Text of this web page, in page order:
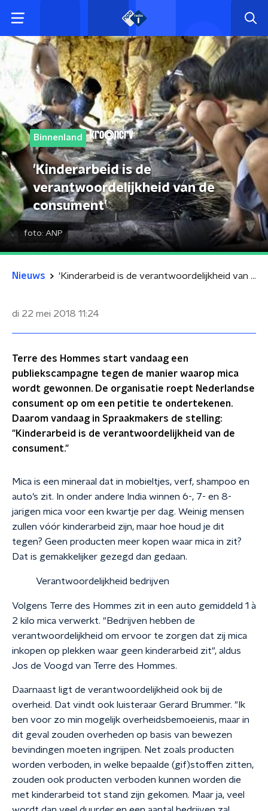
Binnenland
'Kinderarbeid is de
verantwoordelijkheid van de
consument'
foto: ANP
Nieuws 'Kinderarbeid is de verantwoordelijkheid van de consument'
di 22 mei 2018 11:24
Terre des Hommes start vandaag een
publiekscampagne tegen de manier waarop mica
wordt gewonnen. De organisatie roept Nederlandse
consument op om een petitie te ondertekenen.
Daarom vandaag in Spraakmakers de stelling:
"Kinderarbeid is de verantwoordelijkheid van de
consument."
Mica is een mineraal dat in mobieltjes, verf, shampoo en
auto’s zit. In onder andere India winnen 6-, 7- en 8-
jarigen mica voor een kwartje per dag. Weinig mensen
zullen vóór kinderarbeid zijn, maar hoe houd je dit
tegen? Geen producten meer kopen waar mica in zit?
Dat is gemakkelijker gezegd dan gedaan.
Verantwoordelijkheid bedrijven
Volgens Terre des Hommes zit in een auto gemiddeld 1 à
2 kilo mica verwerkt. "Bedrijven hebben de
verantwoordelijkheid om ervoor te zorgen dat zij mica
inkopen op plekken waar geen kinderarbeid zit", aldus
Jos de Voogd van Terre des Hommes.
Daarnaast ligt de verantwoordelijkheid ook bij de
overheid. Dat vindt ook luisteraar Gerard Brummer. "Ik
ben voor zo min mogelijk overheidsbemoeienis, maar in
dit geval zouden overheden op basis van bewezen
bevindingen moeten ingrijpen. Net zoals producten
worden verboden, in welke bepaalde (gif)stoffen zitten,
zouden ook producten verboden kunnen worden die
met kinderarbeid tot stand zijn gekomen. Maar ja, veel